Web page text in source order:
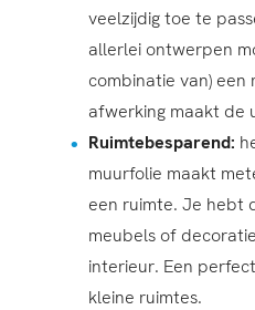
veelzijdig toe te
allerlei ontwerpen
combinatie van)
afwerking maakt de
Ruimtebesparend:
muurfolie maakt
een ruimte. Je hebt
meubels of
interieur. Een
kleine ruimtes.